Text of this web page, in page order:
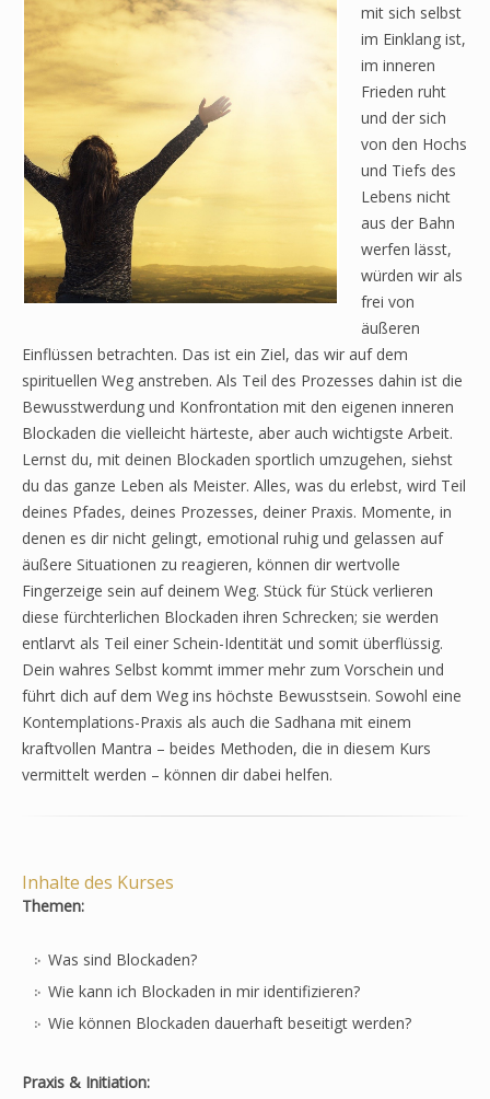
mit sich selbst
im Einklang ist,
im inneren
Frieden ruht
und der sich
von den Hochs
und Tiefs des
Lebens nicht
aus der Bahn
werfen lässt,
würden wir als
frei von
äußeren
Einflüssen betrachten. Das ist ein Ziel, das wir auf dem
spirituellen Weg anstreben. Als Teil des Prozesses dahin ist die
Bewusstwerdung und Konfrontation mit den eigenen inneren
Blockaden die vielleicht härteste, aber auch wichtigste Arbeit.
Lernst du, mit deinen Blockaden sportlich umzugehen, siehst
du das ganze Leben als Meister. Alles, was du erlebst, wird Teil
deines Pfades, deines Prozesses, deiner Praxis. Momente, in
denen es dir nicht gelingt, emotional ruhig und gelassen auf
äußere Situationen zu reagieren, können dir wertvolle
Fingerzeige sein auf deinem Weg. Stück für Stück verlieren
diese fürchterlichen Blockaden ihren Schrecken; sie werden
entlarvt als Teil einer Schein-Identität und somit überflüssig.
Dein wahres Selbst kommt immer mehr zum Vorschein und
führt dich auf dem Weg ins höchste Bewusstsein. Sowohl eine
Kontemplations-Praxis als auch die Sadhana mit einem
kraftvollen Mantra – beides Methoden, die in diesem Kurs
vermittelt werden – können dir dabei helfen.
Inhalte des Kurses
Themen:
Was sind Blockaden?
Wie kann ich Blockaden in mir identifizieren?
Wie können Blockaden dauerhaft beseitigt werden?
Praxis & Initiation: